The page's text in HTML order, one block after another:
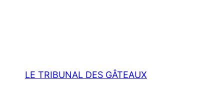
LE TRIBUNAL DES GÂTEAUX